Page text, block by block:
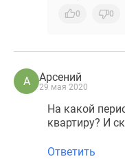
0 0
А Арсений
29 мая 2020
На какой
квартиру? И
Ответить